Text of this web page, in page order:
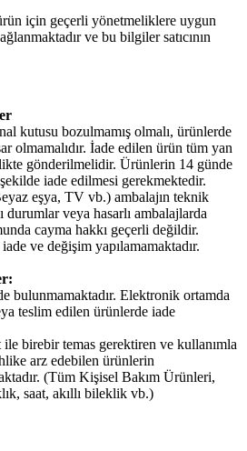
için geçerli yönetmeliklere uygun
ve bu bilgiler satıcının
kutusu bozulmamış olmalı, ürünlerde
olmamalıdır. İade edilen ürün tüm yan
gönderilmelidir. Ürünlerin 14 günde
iade edilmesi gerekmektedir.
eşya, TV vb.) ambalajın teknik
durumlar veya hasarlı ambalajlarda
cayma hakkı geçerli değildir.
ve değişim yapılamamaktadır.
bulunmamaktadır. Elektronik ortamda
teslim edilen ürünlerde iade
ile birebir temas gerektiren ve kullanımla
arz edebilen ürünlerin
(Tüm Kişisel Bakım Ürünleri,
saat, akıllı bileklik vb.)